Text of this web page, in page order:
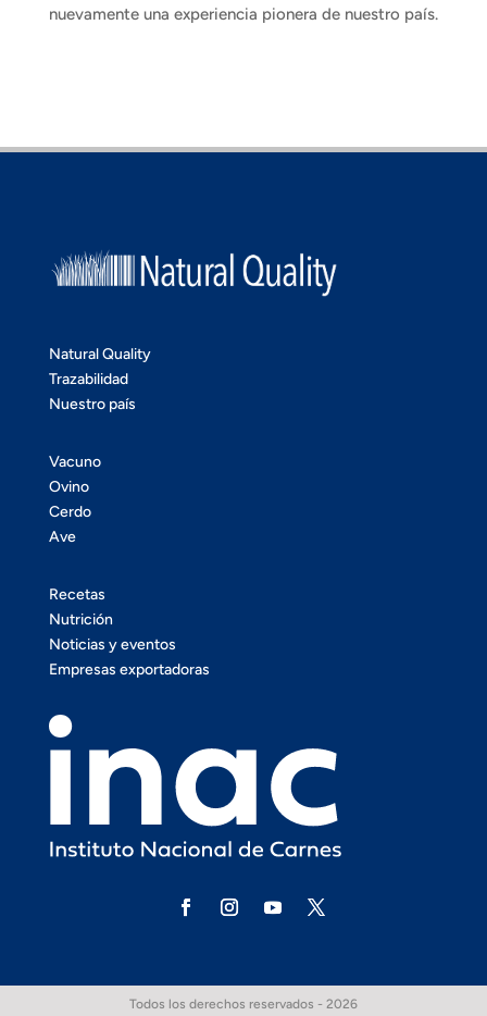
nuevamente una experiencia pionera de nuestro país.
Natural Quality
Trazabilidad
Nuestro país
Vacuno
Ovino
Cerdo
Ave
Recetas
Nutrición
Noticias y eventos
Empresas exportadoras
Todos los derechos reservados - 2026